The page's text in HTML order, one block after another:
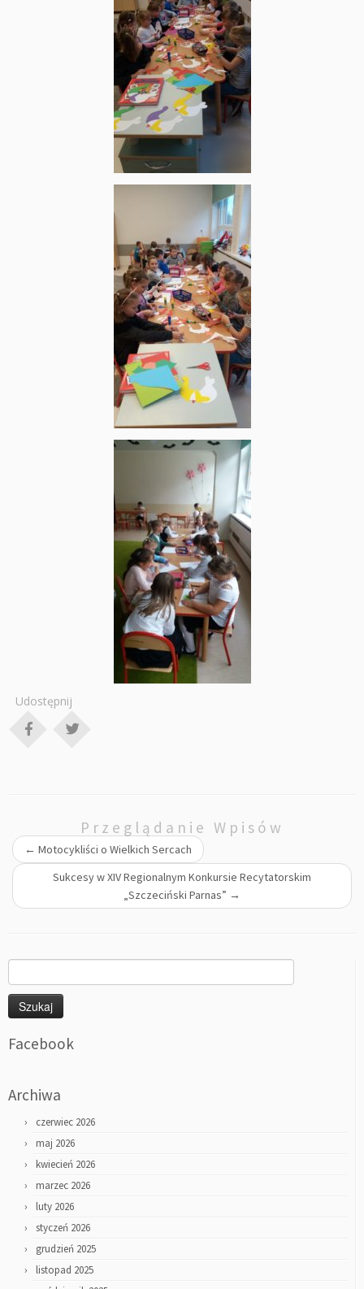
Udostępnij
Przeglądanie Wpisów
← Motocykliści o Wielkich Sercach
Sukcesy w XIV Regionalnym Konkursie Recytatorskim
„Szczeciński Parnas” →
Facebook
Archiwa
czerwiec 2026
maj 2026
kwiecień 2026
marzec 2026
luty 2026
styczeń 2026
grudzień 2025
listopad 2025